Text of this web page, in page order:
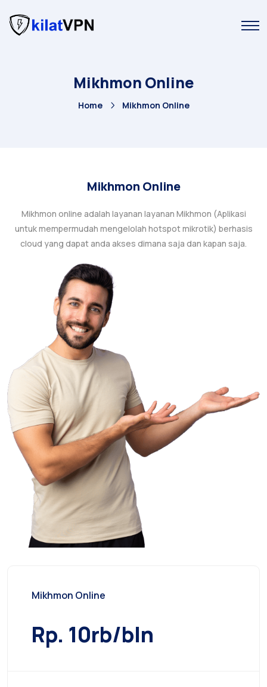
Mikhmon Online
Home Mikhmon Online
Mikhmon Online
Mikhmon online adalah layanan layanan Mikhmon (Aplikasi
untuk mempermudah mengelolah hotspot mikrotik) berhasis
cloud yang dapat anda akses dimana saja dan kapan saja.
Mikhmon Online
Rp. 10rb/bln